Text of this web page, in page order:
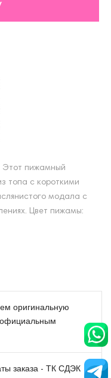
Этот пижамный
топа с короткими
модала с
Цвет пижамы:
оригинальную
заказа - ТК СДЭК